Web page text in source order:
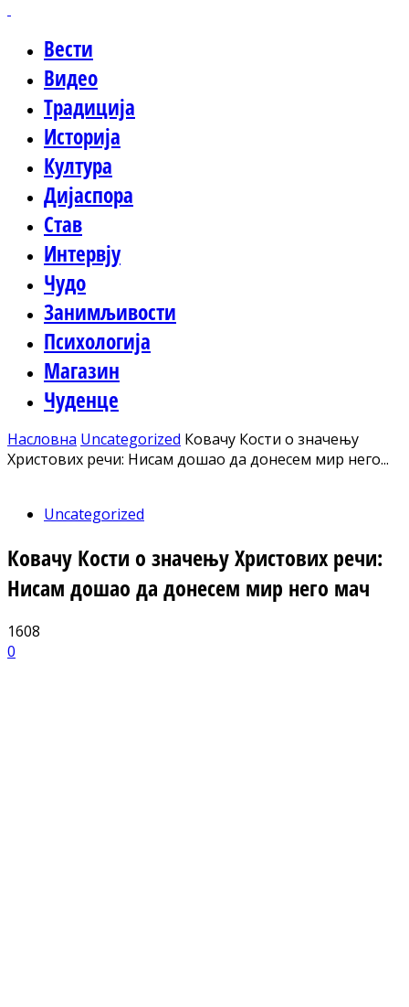
Вести
Видео
Традиција
Историја
Култура
Дијаспора
Став
Интервју
Чудо
Занимљивости
Психологија
Магазин
Чуденце
Насловна Uncategorized Ковачу Кости о значењу
Христових речи: Нисам дошао да донесем мир него...
Uncategorized
Ковачу Кости о значењу Христових речи:
Нисам дошао да донесем мир него мач
1608
0